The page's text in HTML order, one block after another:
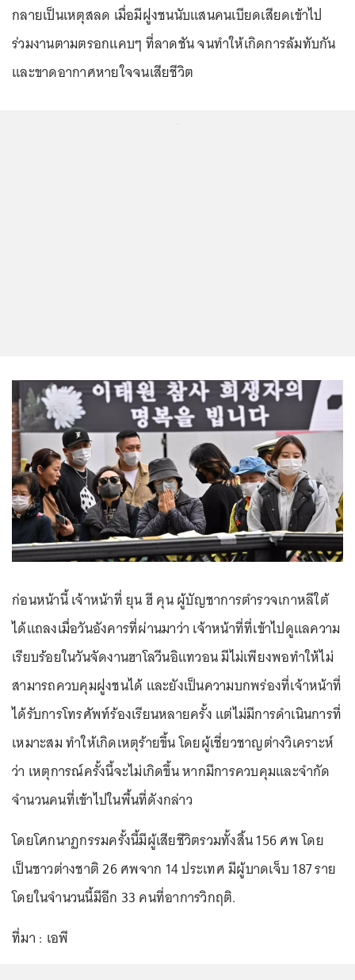
กลายเป็นเหตุสลด เมื่อมีฝูงชนนับแสนคนเบียดเสียดเข้าไป
ร่วมงานตามตรอกแคบๆ ที่ลาดชัน จนทำให้เกิดการล้มทับกัน
และขาดอากาศหายใจจนเสียชีวิต
ก่อนหน้านี้ เจ้าหน้าที่ ยุน ฮี คุน ผู้บัญชาการตำรวจเกาหลีใต้
ได้แถลงเมื่อวันอังคารที่ผ่านมาว่า เจ้าหน้าที่ที่เข้าไปดูแลความ
เรียบร้อยในวันจัดงานฮาโลวีนอิแทวอน มีไม่เพียงพอทำให้ไม่
สามารถควบคุมฝูงชนได้ และยังเป็นความบกพร่องที่เจ้าหน้าที่
ได้รับการโทรศัพท์ร้องเรียนหลายครั้ง แต่ไม่มีการดำเนินการที่
เหมาะสม ทำให้เกิดเหตุร้ายขึ้น โดยผู้เชี่ยวชาญต่างวิเคราะห์
ว่า เหตุการณ์ครั้งนี้จะไม่เกิดขึ้น หากมีการควบคุมและจำกัด
จำนวนคนที่เข้าไปในพื้นที่ดังกล่าว
โดยโศกนาฏกรรมครั้งนี้มีผู้เสียชีวิตรวมทั้งสิ้น 156 ศพ โดย
เป็นชาวต่างชาติ 26 ศพจาก 14 ประเทศ มีผู้บาดเจ็บ 187 ราย
โดยในจำนวนนี้มีอีก 33 คนที่อาการวิกฤติ.
ที่มา : เอพี